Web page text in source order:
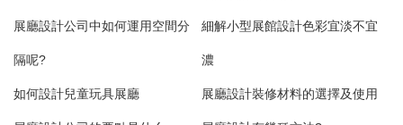
展廳設計公司中如何運用空間分
隔呢?
細解小型展館設計色彩宜淡不宜
濃
如何設計兒童玩具展廳 展廳設計裝修材料的選擇及使用